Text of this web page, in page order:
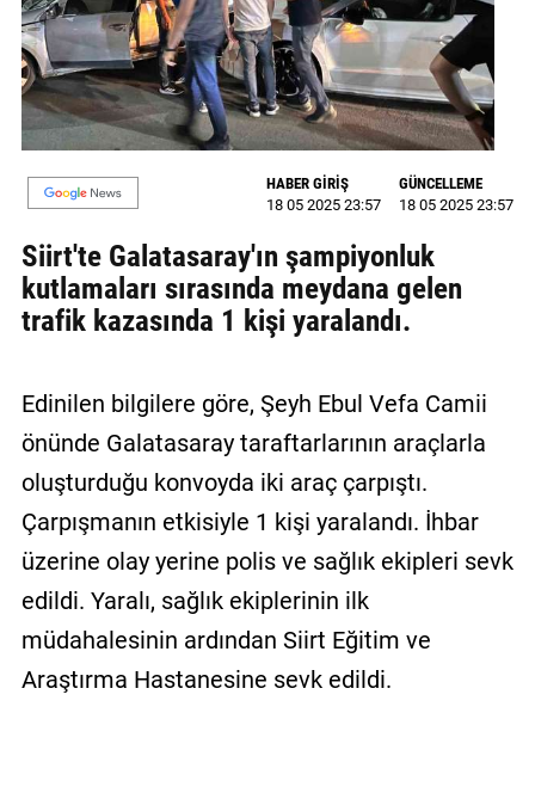
MAGAZİN
GALERİ
VİDEO
YAZARLAR
ULAŞIN
Künye
Gizlilik
Politikası
HABER GİRİŞ
18 05 2025 23:57
GÜNCELLEME
18 05 2025 23:57
Siirt'te Galatasaray'ın şampiyonluk
kutlamaları sırasında meydana gelen
trafik kazasında 1 kişi yaralandı.
Edinilen bilgilere göre, Şeyh Ebul Vefa Camii
önünde Galatasaray taraftarlarının araçlarla
oluşturduğu konvoyda iki araç çarpıştı.
Çarpışmanın etkisiyle 1 kişi yaralandı. İhbar
üzerine olay yerine polis ve sağlık ekipleri sevk
edildi. Yaralı, sağlık ekiplerinin ilk
müdahalesinin ardından Siirt Eğitim ve
Araştırma Hastanesine sevk edildi.